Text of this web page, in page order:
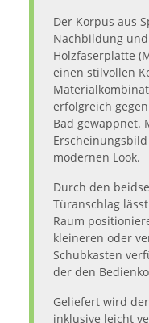
Der Korpus aus
Nachbildung
Holzfaserplatte
einen stilvollen
erfolgreich
Bad gewappnet.
modernen Look.
Durch den
Türanschlag
Raum
kleineren oder
Schubkasten
der den
Geliefert wird
inklusive leicht